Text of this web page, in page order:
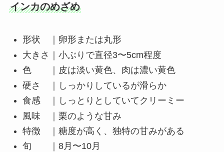
インカのめざめ
形状 ｜卵形または丸形
大きさ｜小ぶりで直径3〜5cm程度
色 ｜皮は淡い黄色、肉は濃い黄色
硬さ ｜しっかりしているが滑らか
食感 ｜しっとりとしていてクリーミー
風味 ｜栗のような甘み
特徴 ｜糖度が高く、独特の甘みがある
旬 ｜8月〜10月